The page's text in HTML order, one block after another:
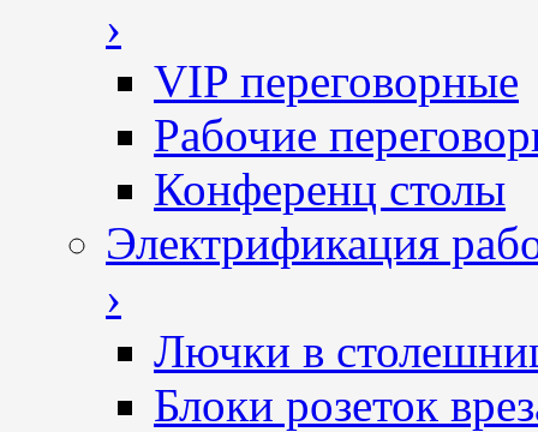
›
VIP переговорные
Рабочие
Конференц столы
Электрификация
›
Лючки в
Блоки розеток